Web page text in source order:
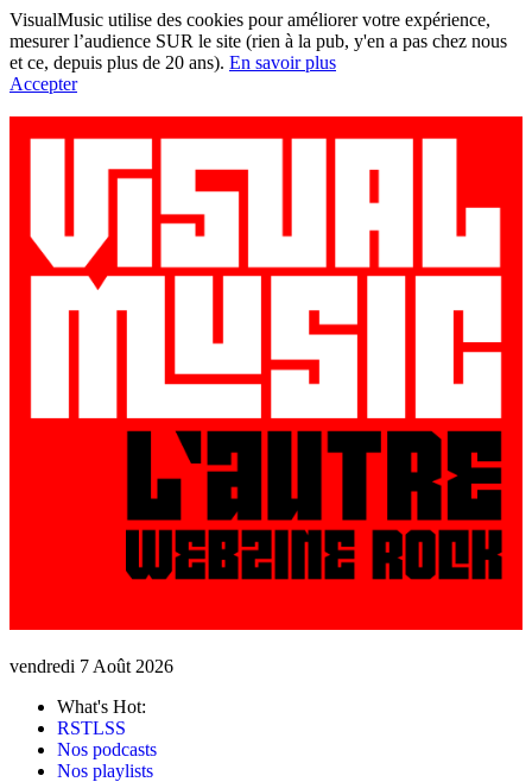
VisualMusic utilise des cookies pour améliorer votre expérience,
mesurer l’audience SUR le site (rien à la pub, y'en a pas chez nous
et ce, depuis plus de 20 ans). En savoir plus
Accepter
vendredi 7 Août 2026
What's Hot:
RSTLSS
Nos podcasts
Nos playlists